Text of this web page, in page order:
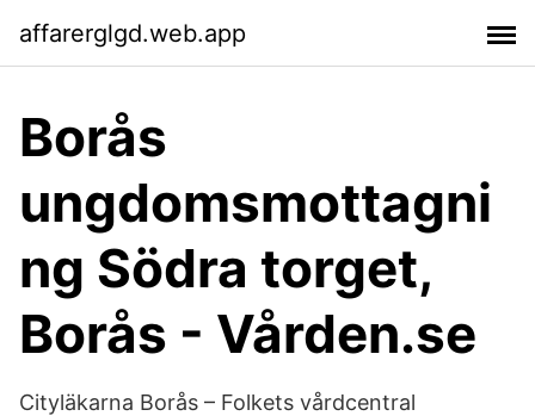
affarerglgd.web.app
Borås
ungdomsmottagni
ng Södra torget,
Borås - Vården.se
Cityläkarna Borås – Folkets vårdcentral